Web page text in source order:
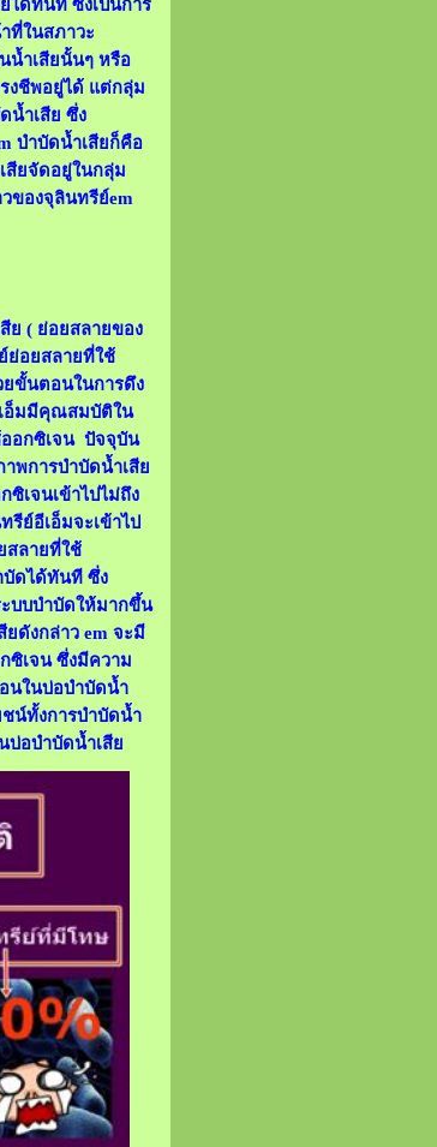
ได้ทันที ซึ่งเป็นการ
ที่ในสภาวะ
น้ำเสียนั้นๆ หรือ
งชีพอยู่ได้ แต่กลุ่ม
น้ำเสีย ซึ่ง
บำบัดน้ำเสียก็คือ
สียจัดอยู่ในกลุ่ม
ของจุลินทรีย์em
ย ( ย่อยสลายของ
ย่อยสลายที่ใช้
ขั้นตอนในการดึง
เอ็มมีคุณสมบัติใน
ออกซิเจน ปัจจุบัน
าพการบำบัดน้ำเสีย
เจนเข้าไปไม่ถึง
รีย์อีเอ็มจะเข้าไป
สลายที่ใช้
บัดได้ทันที ซึ่ง
ะบบบำบัดให้มากขึ้น
ยดังกล่าว em จะมี
ซิเจน ซึ่งมีความ
นในบ่อบำบัดน้ำ
ชน์ทั้งการบำบัดน้ำ
บ่อบำบัดน้ำเสีย